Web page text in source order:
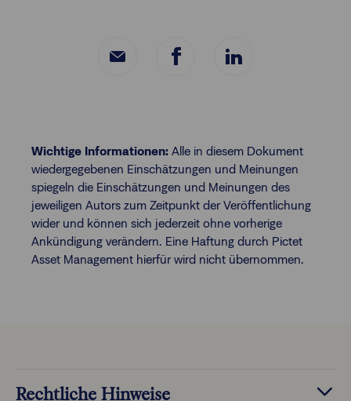
Wichtige Informationen: Alle in diesem Dokument
wiedergegebenen Einschätzungen und Meinungen
spiegeln die Einschätzungen und Meinungen des
jeweiligen Autors zum Zeitpunkt der Veröffentlichung
wider und können sich jederzeit ohne vorherige
Ankündigung verändern. Eine Haftung durch Pictet
Asset Management hierfür wird nicht übernommen.
Rechtliche Hinweise